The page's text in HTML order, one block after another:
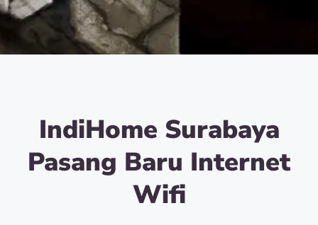
IndiHome Surabaya
Pasang Baru Internet
Wifi